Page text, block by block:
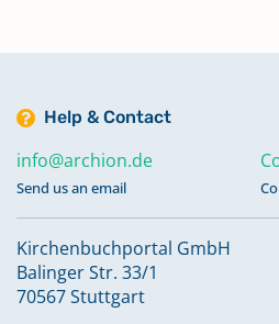
1808
Zivilstandsregister Geburten,
Help & Contact
info@archion.de
Send us an email
Kirchenbuchportal GmbH
Balinger Str. 33/1
70567 Stuttgart